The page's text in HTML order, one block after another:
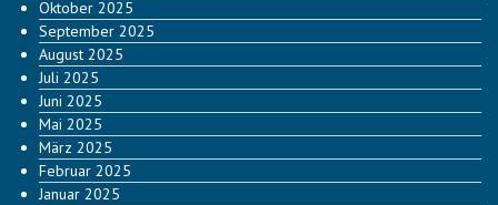
Oktober 2025
September 2025
August 2025
Juli 2025
Juni 2025
Mai 2025
März 2025
Februar 2025
Januar 2025